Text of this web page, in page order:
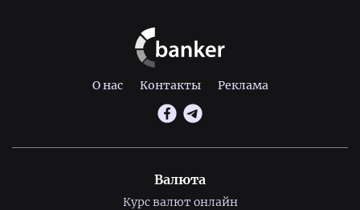
О нас Контакты Реклама
Валюта
Курс валют онлайн